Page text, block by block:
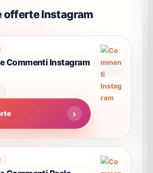
offerte Instagram
Commenti Instagram